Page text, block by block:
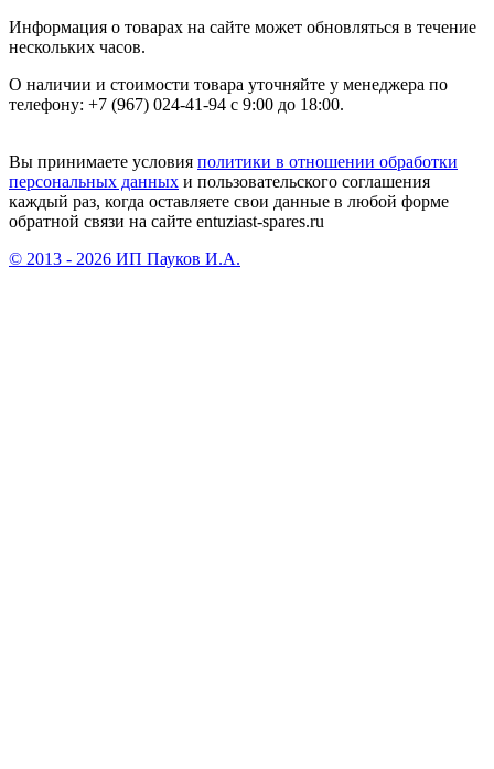
Информация о товарах на сайте может обновляться в течение
нескольких часов.
О наличии и стоимости товара уточняйте у менеджера по
телефону: +7 (967) 024-41-94 с 9:00 до 18:00.
Вы принимаете условия политики в отношении обработки
персональных данных и пользовательского соглашения
каждый раз, когда оставляете свои данные в любой форме
обратной связи на сайте entuziast-spares.ru
© 2013 - 2026 ИП Пауков И.А.